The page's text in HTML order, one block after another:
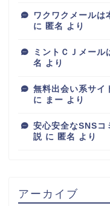
ワクワクメールは
に 匿名 より
ミントＣＪメール
名 より
無料出会い系サイ
に
まー より
安心安全なSNSコ
説 に 匿名 より
アーカイブ